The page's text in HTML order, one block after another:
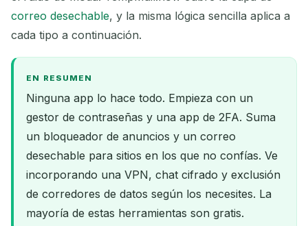
correo desechable, y la misma lógica sencilla aplica a
cada tipo a continuación.
EN RESUMEN
Ninguna app lo hace todo. Empieza con un
gestor de contraseñas y una app de 2FA. Suma
un bloqueador de anuncios y un correo
desechable para sitios en los que no confías. Ve
incorporando una VPN, chat cifrado y exclusión
de corredores de datos según los necesites. La
mayoría de estas herramientas son gratis.